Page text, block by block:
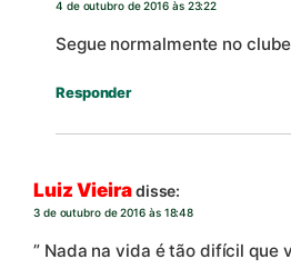
4 de outubro de 2016 às 23:22
Segue normalmente no
Responder
Luiz Vieiradisse:
3 de outubro de 2016 às 18:48
” Nada na vida é tão difícil que